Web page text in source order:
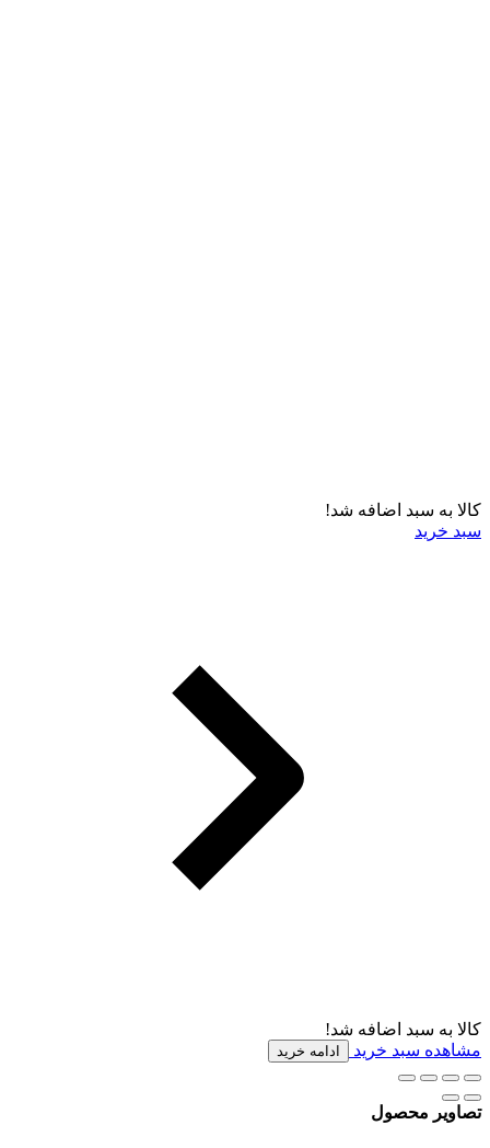
کالا به سبد اضافه شد!
سبد خرید
کالا به سبد اضافه شد!
مشاهده سبد خرید
ادامه خرید
تصاویر محصول